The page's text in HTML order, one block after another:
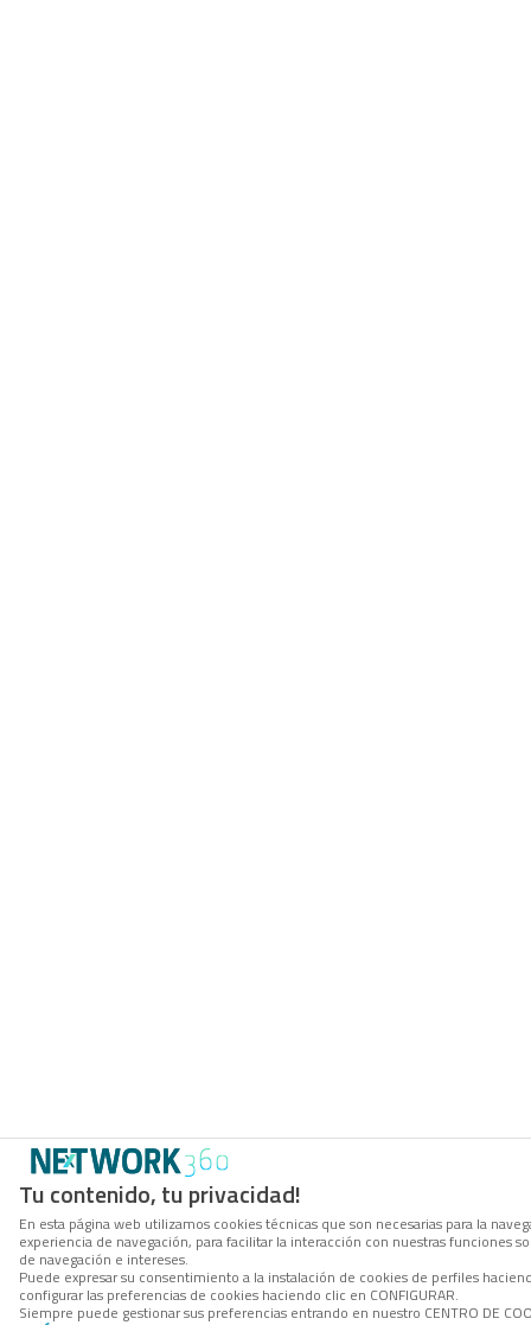
Tu contenido, tu privacidad!
En esta página web utilizamos cookies técnicas que son necesarias para la
experiencia de navegación, para facilitar la interacción con nuestras funciones
de navegación e intereses.
Puede expresar su consentimiento a la instalación de cookies de perfiles
configurar las preferencias de cookies haciendo clic en CONFIGURAR.
Siempre puede gestionar sus preferencias entrando en nuestro CENTRO DE